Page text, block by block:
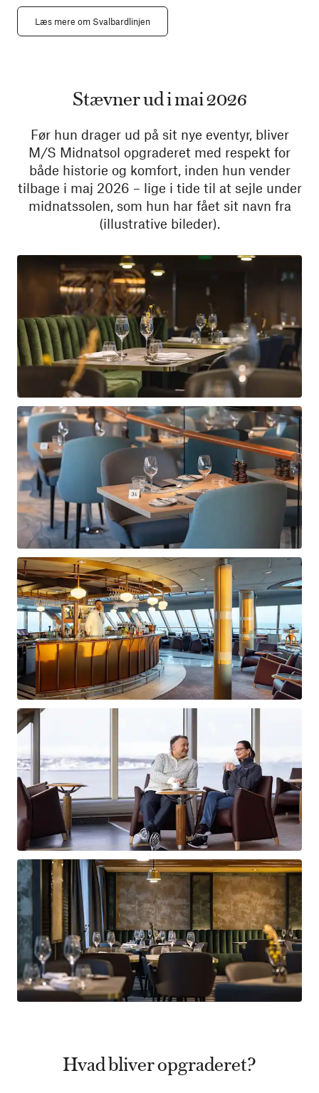
Læs mere om Svalbardlinjen
Stævner ud i mai 2026
Før hun drager ud på sit nye eventyr, bliver
M/S Midnatsol opgraderet med respekt for
både historie og komfort, inden hun vender
tilbage i maj 2026 – lige i tide til at sejle under
midnatssolen, som hun har fået sit navn fra
(illustrative bileder).
Hvad bliver opgraderet?